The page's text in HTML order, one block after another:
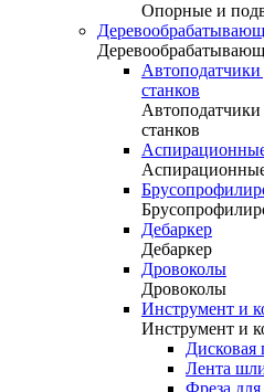
Опорные и
станков
станков
Дебаркер
Дебаркер
Дровоколы
Дровоколы
Инструмент и
Инструмент и
Лента
Фреза